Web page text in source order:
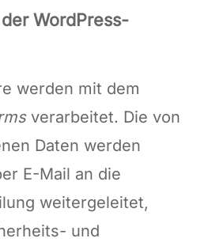
WordPress-
werden mit dem
verarbeitet. Die von
Daten werden
E-Mail an die
weitergeleitet,
und